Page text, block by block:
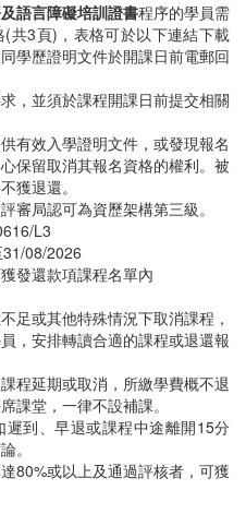
語言障礙培訓證書程序的學員需
共3頁)，表格可於以下連結下載
學歷證明文件於開課日前電郵回
，並須於課程開課日前提交相關
有效入學證明文件，或發現報名
保留取消其報名資格的權利。被
獲退還。
審局認可為資歷架構第三級。
L3
08/2026
發還款項課程名單內
足或其他特殊情況下取消課程，
，安排轉讀合適的課程或退還報
程延期或取消，所繳學費概不退
課堂，一律不設補課。
到、早退或課程中途離開15分
。
80%或以上及通過評核者，可獲